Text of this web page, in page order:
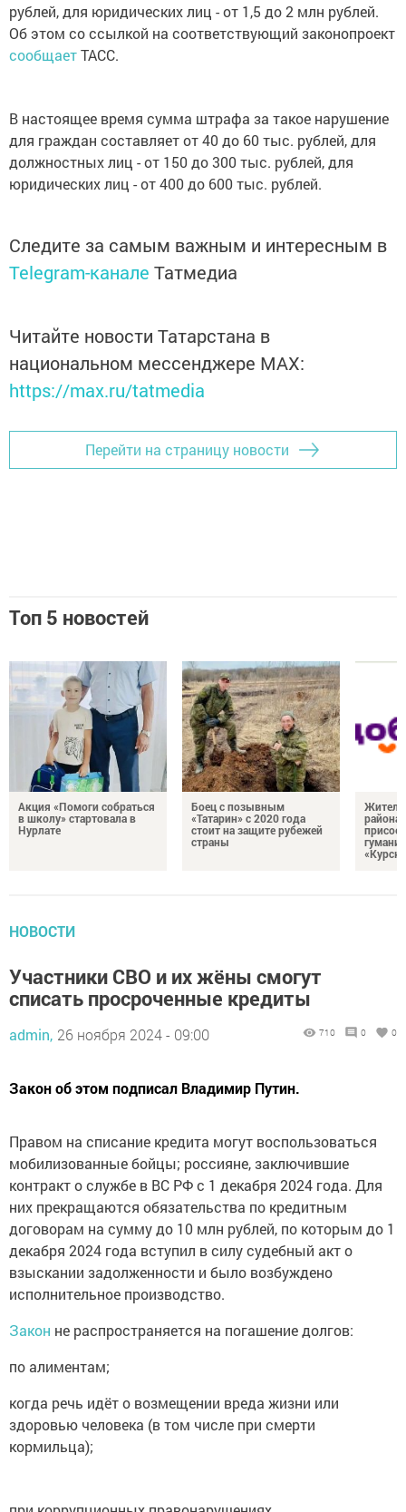
рублей, для юридических лиц - от 1,5 до 2 млн рублей.
Об этом со ссылкой на соответствующий законопроект
сообщаетТАСС.
В настоящее время сумма штрафа за такое нарушение
для граждан составляет от 40 до 60 тыс. рублей, для
должностных лиц - от 150 до 300 тыс. рублей, для
юридических лиц - от 400 до 600 тыс. рублей.
Следите за самым важным и интересным в
Telegram-канале Татмедиа
Читайте новости Татарстана в
национальном мессенджере MАХ:
https://max.ru/tatmedia
Перейти на страницу новости
Топ 5 новостей
Акция «Помоги собраться
в школу» стартовала в
Нурлате
Боец с позывным
«Татарин» с 2020 года
стоит на защите рубежей
страны
района
НОВОСТИ
Участники СВО и их жëны смогут
списать просроченные кредиты
admin, 26 ноября 2024 - 09:00 710 0 0
Закон об этом подписал Владимир Путин.
Правом на списание кредита могут воспользоваться
мобилизованные бойцы; россияне, заключившие
контракт о службе в ВС РФ с 1 декабря 2024 года. Для
них прекращаются обязательства по кредитным
договорам на сумму до 10 млн рублей, по которым до 1
декабря 2024 года вступил в силу судебный акт о
взыскании задолженности и было возбуждено
исполнительное производство.
Закон не распространяется на погашение долгов:
по алиментам;
когда речь идёт о возмещении вреда жизни или
здоровью человека (в том числе при смерти
кормильца);